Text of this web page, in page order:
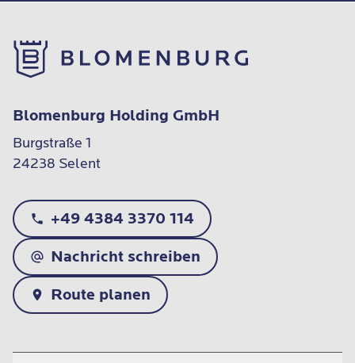
Blomenburg Holding GmbH
Burgstraße 1
24238 Selent
+49 4384 3370 114
Nachricht schreiben
Route planen